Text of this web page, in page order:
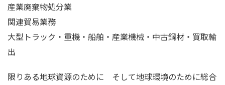
産業廃棄物処分業
関連貿易業務
大型トラック・重機・船舶・産業機械・中古鋼材・買取輸
出
限りある地球資源のために そして地球環境のために総合